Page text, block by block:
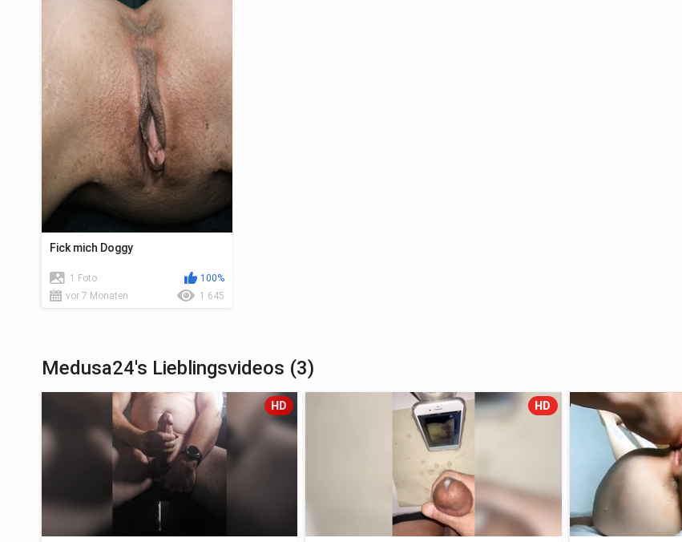
Fick mich Doggy
1 Foto
100%
vor 7 Monaten
1 645
Medusa24's Lieblingsvideos (3)
HD HD